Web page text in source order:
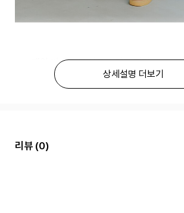
상세설명 더보기
리뷰 (0)